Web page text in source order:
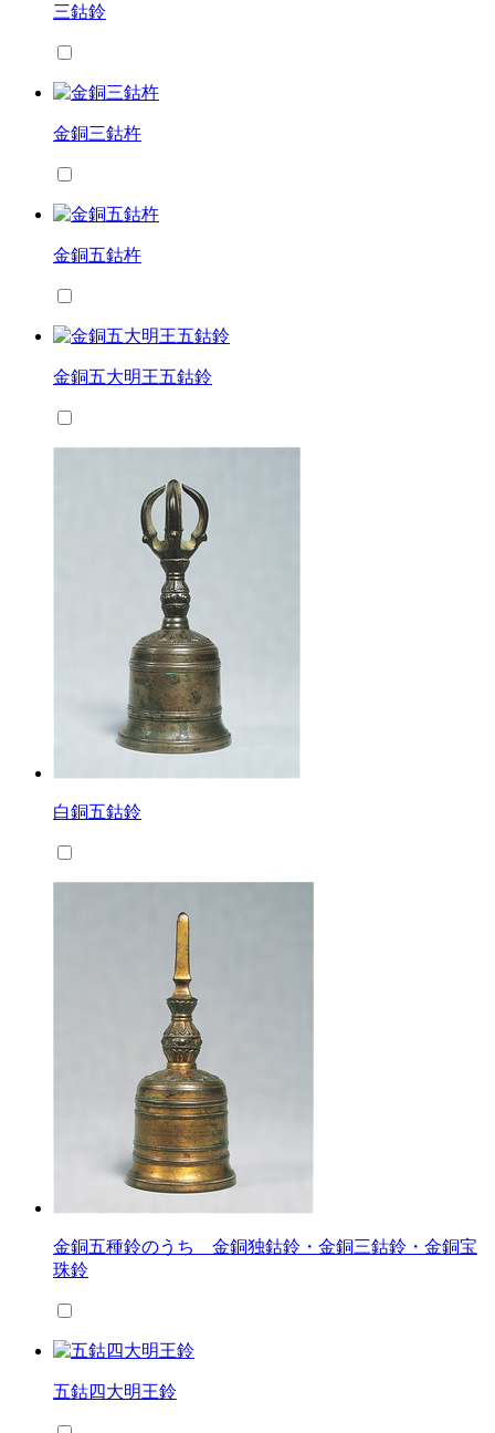
三鈷鈴
金銅三鈷杵
金銅五鈷杵
金銅五大明王五鈷鈴
白銅五鈷鈴
金銅五種鈴のうち 金銅独鈷鈴・金銅三鈷鈴・金銅宝
珠鈴
五鈷四大明王鈴